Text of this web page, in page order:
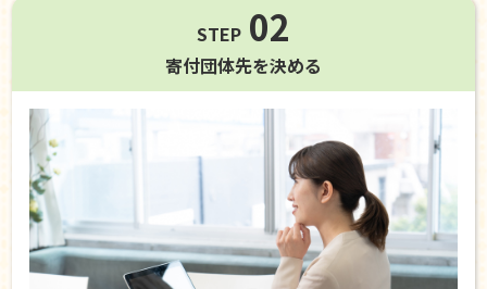
STEP 02
寄付団体先を決める